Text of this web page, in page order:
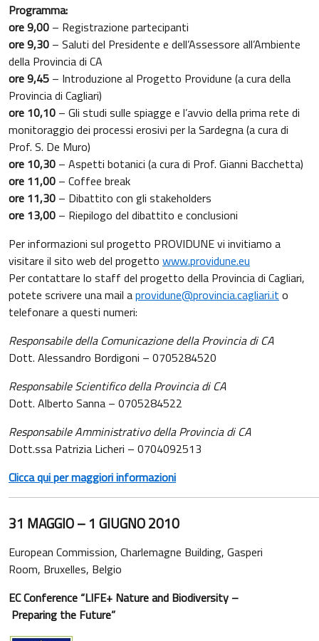
Programma:
ore 9,00 – Registrazione partecipanti
ore 9,30 – Saluti del Presidente e dell’Assessore all’Ambiente
della Provincia di CA
ore 9,45 – Introduzione al Progetto Providune (a cura della
Provincia di Cagliari)
ore 10,10 – Gli studi sulle spiagge e l’avvio della prima rete di
monitoraggio dei processi erosivi per la Sardegna (a cura di
Prof. S. De Muro)
ore 10,30 – Aspetti botanici (a cura di Prof. Gianni Bacchetta)
ore 11,00 – Coffee break
ore 11,30 – Dibattito con gli stakeholders
ore 13,00 – Riepilogo del dibattito e conclusioni
Per informazioni sul progetto PROVIDUNE vi invitiamo a
visitare il sito web del progetto www.providune.eu
Per contattare lo staff del progetto della Provincia di Cagliari,
potete scrivere una mail aprovidune@provincia.cagliari.it o
telefonare a questi numeri:
Responsabile della Comunicazione della Provincia di CA
Dott. Alessandro Bordigoni – 0705284520
Responsabile Scientifico della Provincia di CA
Dott. Alberto Sanna – 0705284522
Responsabile Amministrativo della Provincia di CA
Dott.ssa Patrizia Licheri – 0704092513
Clicca qui per maggiori informazioni
31 MAGGIO – 1 GIUGNO 2010
European Commission, Charlemagne Building, Gasperi
Room, Bruxelles, Belgio
EC Conference “LIFE+ Nature and Biodiversity –
Preparing the Future”